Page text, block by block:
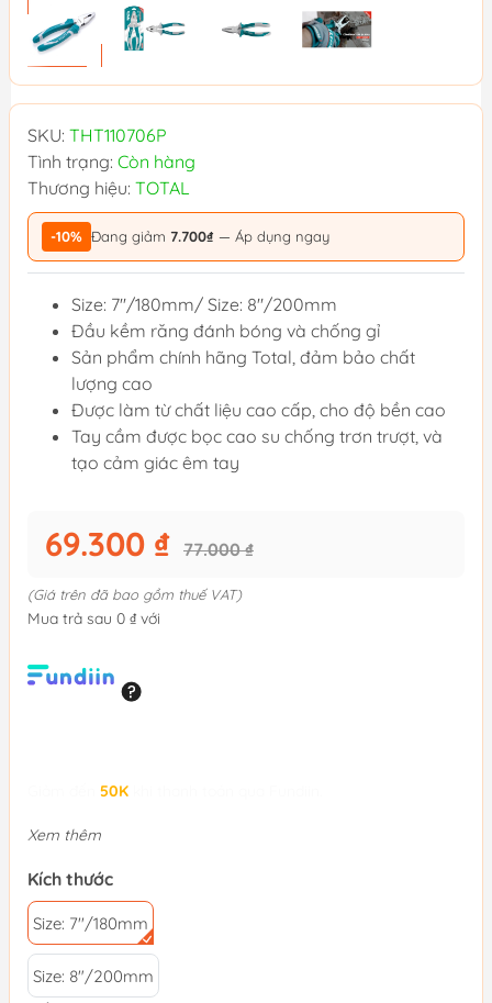
SKU: THT110706P
Tình trạng: Còn hàng
Thương hiệu: TOTAL
-10% Đang giảm 7.700₫ — Áp dụng ngay
Size: 7''/180mm/ Size: 8"/200mm
Đầu kềm răng đánh bóng và chống gỉ
Sản phẩm chính hãng Total, đảm bảo chất
lượng cao
Được làm từ chất liệu cao cấp, cho độ bền cao
Tay cầm được bọc cao su chống trơn trượt, và
tạo cảm giác êm tay
69.300 ₫ 77.000 ₫
(Giá trên đã bao gồm thuế VAT)
Mua trả sau 0 ₫ với
50K
Xem thêm
Kích thước
Size: 7''/180mm
Size: 8"/200mm